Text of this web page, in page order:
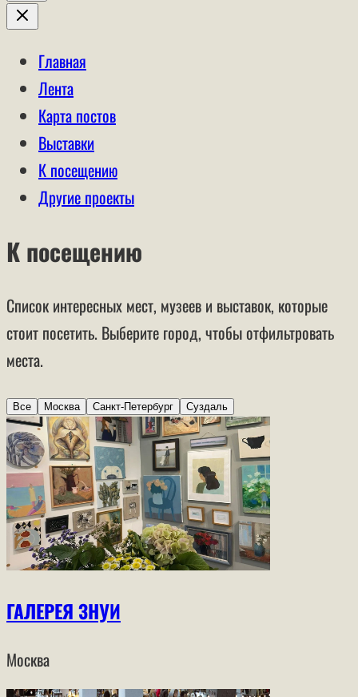
Главная
Лента
Карта постов
Выставки
К посещению
Другие проекты
К посещению
Список интересных мест, музеев и выставок, которые
стоит посетить. Выберите город, чтобы отфильтровать
места.
Все Москва Санкт-Петербург Суздаль
ГАЛЕРЕЯ ЗНУИ
Москва